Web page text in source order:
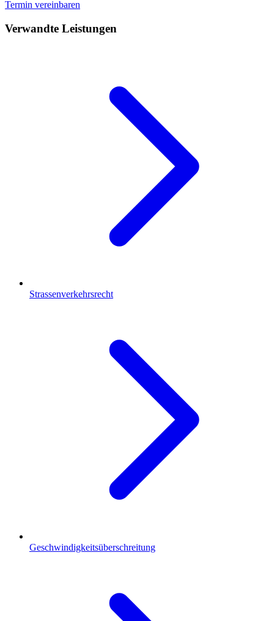
Termin vereinbaren
Verwandte Leistungen
Strassenverkehrsrecht
Geschwindigkeitsüberschreitung